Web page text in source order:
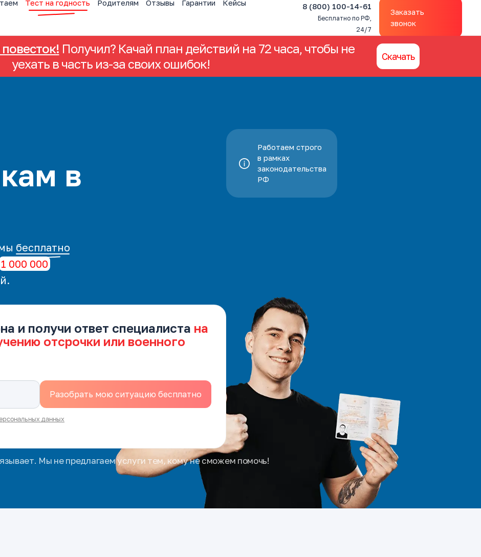
Тест на годность Родителям Отзывы Гарантии Кейсы 8 (800) 100-14-61
Бесплатно по РФ,
24/7
Заказать
звонок
Получил? Качай план действий на 72 часа, чтобы не
уехать в часть из-за своих ошибок!
Скачать
в
бесплатно
1 000 000
и получи ответ специалиста на
отсрочки или военного
данных
Работаем строго
в рамках
законодательства
РФ
Мы не предлагаем услуги тем, кому не сможем помочь!